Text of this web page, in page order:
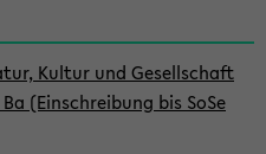
Kultur und Gesellschaft
(Einschreibung bis SoSe